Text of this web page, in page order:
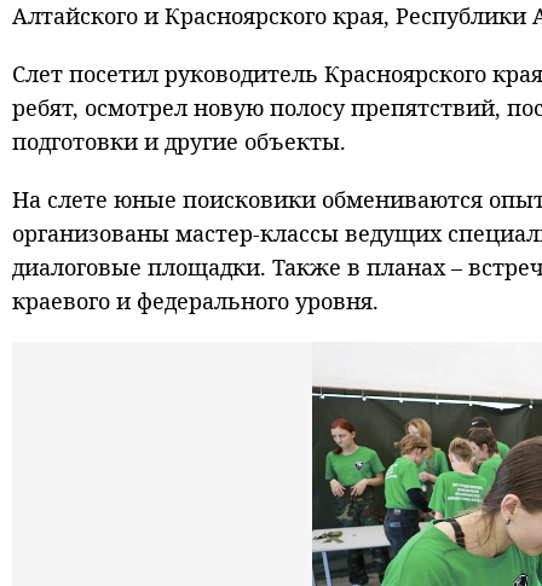
Алтайского и Красноярского края, Республики
Слет посетил руководитель Красноярского
ребят, осмотрел новую полосу препятствий,
подготовки и другие объекты.
На слете юные поисковики обмениваются
организованы мастер-классы ведущих
диалоговые площадки. Также в планах –
краевого и федерального уровня.